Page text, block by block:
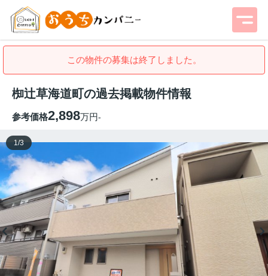
この物件の募集は終了しました。
椥辻草海道町の過去掲載物件情報
参考価格2,898万円-
1 /3